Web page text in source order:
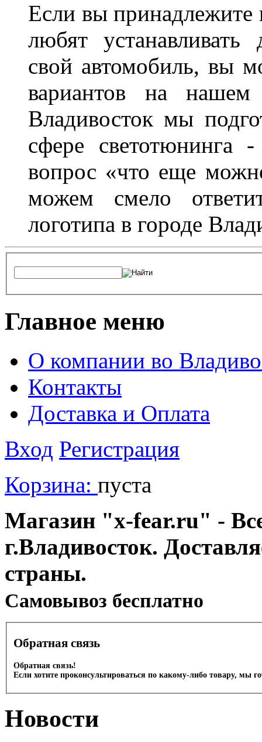
Если вы принадлежите
любят устанавливать
свой автомобиль, вы
вариантов на
Владивосток мы
сфере светотюнинга
вопрос «что еще
можем смело
логотипа в городе
Главное меню
О компании во
Контакты
Доставка и Оплата
Вход Регистрация
Корзина: пуста
Магазин "x-fear.ru" -
г.Владивосток.
страны.
Cамовывоз бесплатно
Обратная связь
Обратная связь!
Если хотите проконсультироваться по какому-либо товару, мы
Новости